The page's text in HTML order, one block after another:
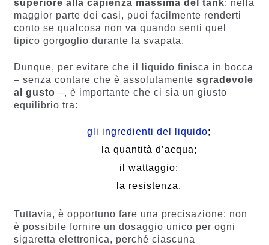
superiore alla capienza massima del tank: nella
maggior parte dei casi, puoi facilmente renderti
conto se qualcosa non va quando senti quel
tipico gorgoglio durante la svapata.
Dunque, per evitare che il liquido finisca in bocca
– senza contare che è assolutamente sgradevole
al gusto –, è importante che ci sia un giusto
equilibrio tra:
gli ingredienti del liquido;
la quantità d’acqua;
il wattaggio;
la resistenza.
Tuttavia, è opportuno fare una precisazione: non
è possibile fornire un dosaggio unico per ogni
sigaretta elettronica, perché ciascuna